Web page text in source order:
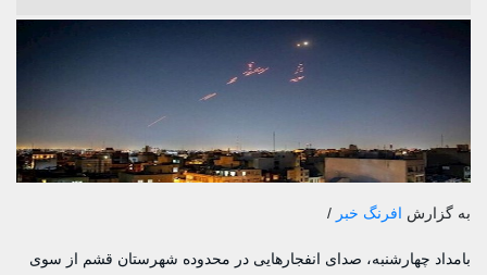
به گزارش افرنگ خبر /
بامداد چهارشنبه، صدای انفجارهایی در محدوده شهرستان قشم از سوی